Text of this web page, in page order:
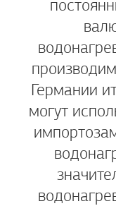
Германии
могут